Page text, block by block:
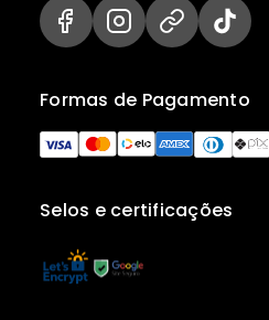
Selos e certificações
Formas de Pagamento